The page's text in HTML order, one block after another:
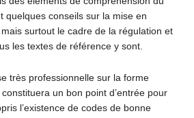
quelques conseils sur la mise en
surtout le cadre de la régulation et
les textes de référence y sont.
très professionnelle sur la forme
un bon point d’entrée pour
l’existence de codes de bonne